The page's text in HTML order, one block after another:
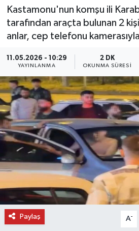
Kastamonu'nun komşu ili
tarafından araçta bulunan 2
anlar, cep telefonu
11.05.2026 - 10:29
YAYINLANMA
2 DK
OKUNMA SÜRESI
Paylaş A-
Bozkurt Haberleri
Daday Haberleri
Devrekani Haberleri
Doğanyurt Haberleri
Hanönü Haberleri
İhsangazi Haberleri